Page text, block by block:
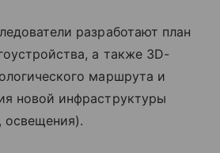
разработают план
а также 3D-
маршрута и
новой инфраструктуры
освещения).